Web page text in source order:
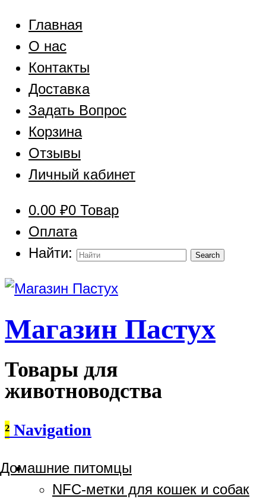
Главная
О нас
Контакты
Доставка
Задать Вопрос
Корзина
Отзывы
Личный кабинет
0.00 ₽0 Товар
Оплата
Найти:
Магазин Пастух
Товары для
животноводства
² Navigation
Домашние питомцы
NFC-метки для кошек и собак